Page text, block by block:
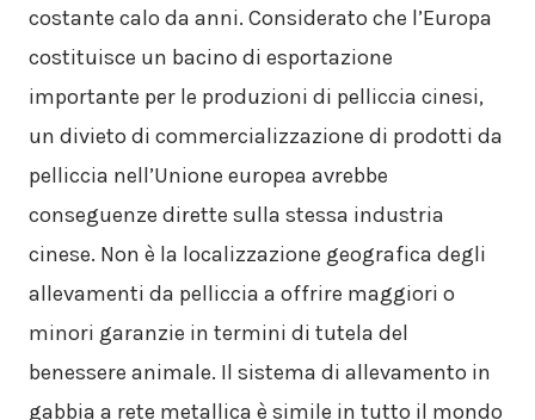
costante calo da anni. Considerato che l’Europa
costituisce un bacino di esportazione
importante per le produzioni di pelliccia cinesi,
un divieto di commercializzazione di prodotti da
pelliccia nell’Unione europea avrebbe
conseguenze dirette sulla stessa industria
cinese. Non è la localizzazione geografica degli
allevamenti da pelliccia a offrire maggiori o
minori garanzie in termini di tutela del
benessere animale. Il sistema di allevamento in
gabbia a rete metallica è simile in tutto il mondo